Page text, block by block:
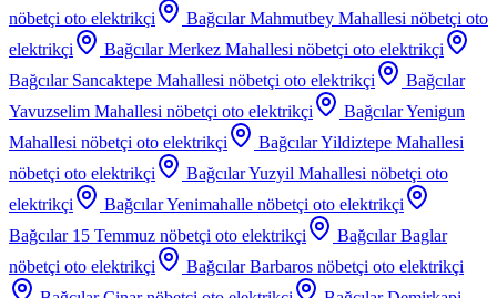
nöbetçi oto elektrikçi
Bağcılar Mahmutbey Mahallesi nöbetçi oto
elektrikçi
Bağcılar Merkez Mahallesi nöbetçi oto elektrikçi
Bağcılar Sancaktepe Mahallesi nöbetçi oto elektrikçi
Bağcılar
Yavuzselim Mahallesi nöbetçi oto elektrikçi
Bağcılar Yenigun
Mahallesi nöbetçi oto elektrikçi
Bağcılar Yildiztepe Mahallesi
nöbetçi oto elektrikçi
Bağcılar Yuzyil Mahallesi nöbetçi oto
elektrikçi
Bağcılar Yenimahalle nöbetçi oto elektrikçi
Bağcılar 15 Temmuz nöbetçi oto elektrikçi
Bağcılar Baglar
nöbetçi oto elektrikçi
Bağcılar Barbaros nöbetçi oto elektrikçi